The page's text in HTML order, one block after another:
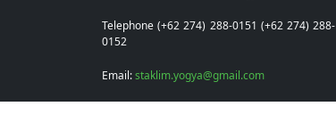
Telephone (+62 274) 288-0151 (+62 274) 288-
0152
Email:staklim.yogya@gmail.com